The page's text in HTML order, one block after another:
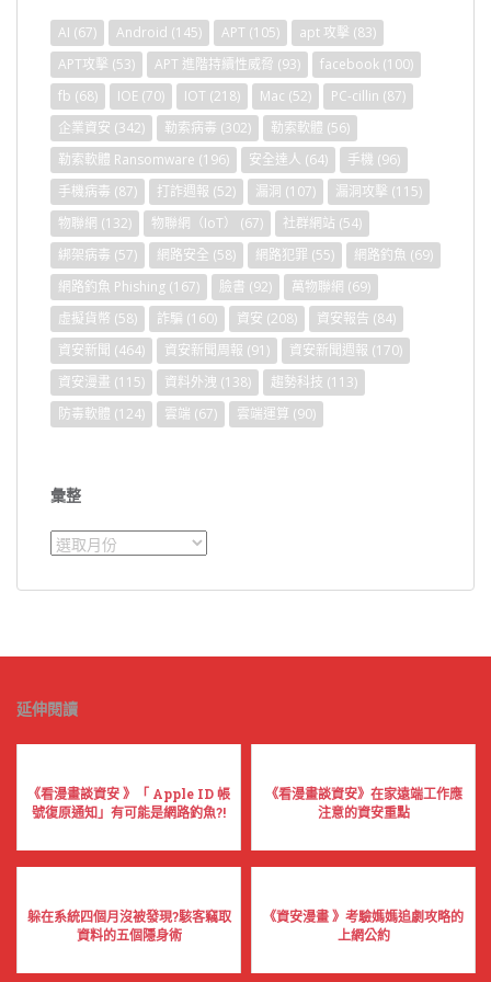
AI (67) Android (145) APT (105) apt 攻擊 (83)
APT攻擊 (53) APT 進階持續性威脅 (93) facebook (100)
fb (68) IOE (70) IOT (218) Mac (52) PC-cillin (87)
企業資安 (342) 勒索病毒 (302) 勒索軟體 (56)
勒索軟體 Ransomware (196) 安全達人 (64) 手機 (96)
手機病毒 (87) 打詐週報 (52) 漏洞 (107) 漏洞攻擊 (115)
物聯網 (132) 物聯網（IoT） (67) 社群網站 (54)
綁架病毒 (57) 網路安全 (58) 網路犯罪 (55) 網路釣魚 (69)
網路釣魚 Phishing (167) 臉書 (92) 萬物聯網 (69)
虛擬貨幣 (58) 詐騙 (160) 資安 (208) 資安報告 (84)
資安新聞 (464) 資安新聞周報 (91) 資安新聞週報 (170)
資安漫畫 (115) 資料外洩 (138) 趨勢科技 (113)
防毒軟體 (124) 雲端 (67) 雲端運算 (90)
彙整
彙
延伸閱讀
《看漫畫談資安 》「 Apple ID 帳
號復原通知」有可能是網路釣魚?!
《看漫畫談資安》在家遠端工作應
注意的資安重點
躲在系統四個月沒被發現?駭客竊取
資料的五個隱身術
《資安漫畫 》考驗媽媽追劇攻略的
上網公約